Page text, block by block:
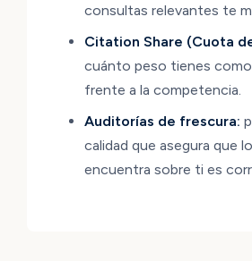
consultas relevantes te
Citation Share (Cuota
cuánto peso tienes
frente a la competencia.
Auditorías de frescura:
calidad que asegura que
encuentra sobre ti es